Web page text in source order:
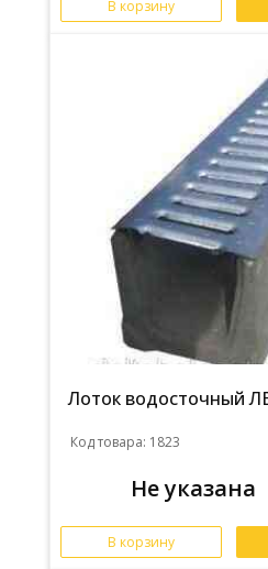
В корзину
Лоток водосточный
Код товара: 1823
Не указана
В корзину